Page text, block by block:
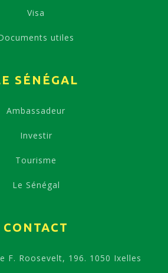
Visa
utiles
SÉNÉGAL
Ambassadeur
Investir
Tourisme
Le Sénégal
CONTACT
F. Roosevelt, 196. 1050 Ixelles